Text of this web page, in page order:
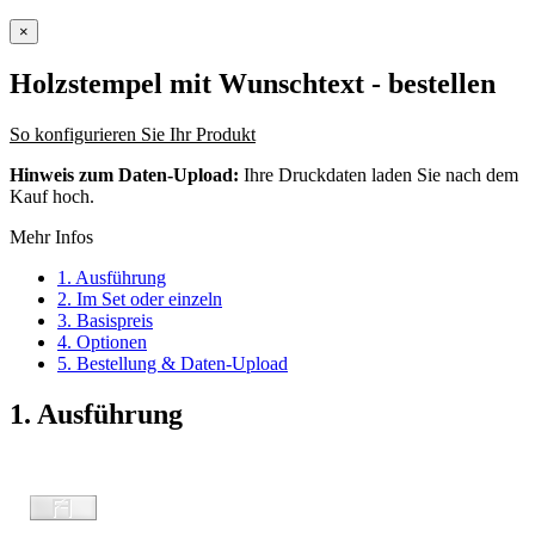
×
Holzstempel mit Wunschtext - bestellen
So konfigurieren Sie Ihr Produkt
Hinweis zum Daten-Upload: Ihre Druckdaten laden Sie nach dem
Kauf hoch.
Mehr Infos
1. Ausführung
2. Im Set oder einzeln
3. Basispreis
4. Optionen
5. Bestellung & Daten-Upload
1. Ausführung